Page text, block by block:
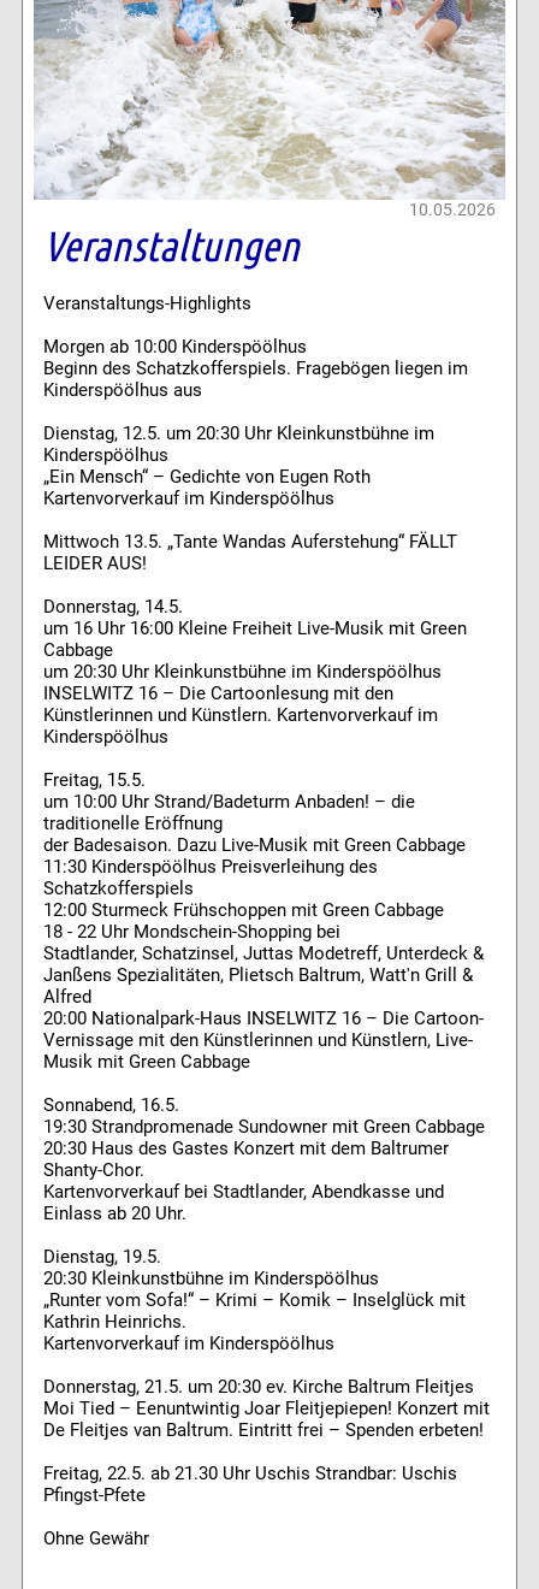
10.05.2026
Veranstaltungen
Veranstaltungs-Highlights
Morgen ab 10:00 Kinderspöölhus
Beginn des Schatzkofferspiels. Fragebögen liegen im
Kinderspöölhus aus
Dienstag, 12.5. um 20:30 Uhr Kleinkunstbühne im
Kinderspöölhus
„Ein Mensch“ – Gedichte von Eugen Roth
Kartenvorverkauf im Kinderspöölhus
Mittwoch 13.5. „Tante Wandas Auferstehung“ FÄLLT
LEIDER AUS!
Donnerstag, 14.5.
um 16 Uhr 16:00 Kleine Freiheit Live-Musik mit Green
Cabbage
um 20:30 Uhr Kleinkunstbühne im Kinderspöölhus
INSELWITZ 16 – Die Cartoonlesung mit den
Künstlerinnen und Künstlern. Kartenvorverkauf im
Kinderspöölhus
Freitag, 15.5.
um 10:00 Uhr Strand/Badeturm Anbaden! – die
traditionelle Eröffnung
der Badesaison. Dazu Live-Musik mit Green Cabbage
11:30 Kinderspöölhus Preisverleihung des
Schatzkofferspiels
12:00 Sturmeck Frühschoppen mit Green Cabbage
18 - 22 Uhr Mondschein-Shopping bei
Stadtlander, Schatzinsel, Juttas Modetreff, Unterdeck &
Janßens Spezialitäten, Plietsch Baltrum, Watt'n Grill &
Alfred
20:00 Nationalpark-Haus INSELWITZ 16 – Die Cartoon-
Vernissage mit den Künstlerinnen und Künstlern, Live-
Musik mit Green Cabbage
Sonnabend, 16.5.
19:30 Strandpromenade Sundowner mit Green Cabbage
20:30 Haus des Gastes Konzert mit dem Baltrumer
Shanty-Chor.
Kartenvorverkauf bei Stadtlander, Abendkasse und
Einlass ab 20 Uhr.
Dienstag, 19.5.
20:30 Kleinkunstbühne im Kinderspöölhus
„Runter vom Sofa!“ – Krimi – Komik – Inselglück mit
Kathrin Heinrichs.
Kartenvorverkauf im Kinderspöölhus
Donnerstag, 21.5. um 20:30 ev. Kirche Baltrum Fleitjes
Moi Tied – Eenuntwintig Joar Fleitjepiepen! Konzert mit
De Fleitjes van Baltrum. Eintritt frei – Spenden erbeten!
Freitag, 22.5. ab 21.30 Uhr Uschis Strandbar: Uschis
Pfingst-Pfete
Ohne Gewähr